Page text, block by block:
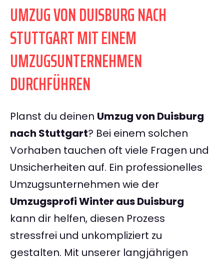
UMZUG VON DUISBURG NACH
STUTTGART MIT EINEM
UMZUGSUNTERNEHMEN
DURCHFÜHREN
Planst du deinen Umzug von Duisburg
nach Stuttgart? Bei einem solchen
Vorhaben tauchen oft viele Fragen und
Unsicherheiten auf. Ein professionelles
Umzugsunternehmen wie der
Umzugsprofi Winter aus Duisburg
kann dir helfen, diesen Prozess
stressfrei und unkompliziert zu
gestalten. Mit unserer langjährigen